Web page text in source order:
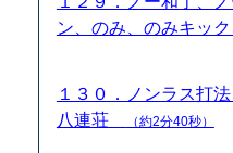
ン、のみ、のみキッ
１３０．ノンラス打
八連荘
（約2分40秒）